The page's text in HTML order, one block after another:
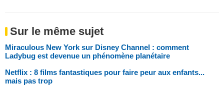
Sur le même sujet
Miraculous New York sur Disney Channel : comment
Ladybug est devenue un phénomène planétaire
Netflix : 8 films fantastiques pour faire peur aux enfants...
mais pas trop